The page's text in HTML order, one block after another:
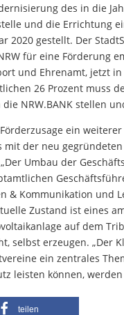
des in die
und die Errichtung
2020 gestellt. Der
für eine Förderung
und Ehrenamt, jetzt
26 Prozent muss
NRW.BANK stellen
ein
mit der neu
Umbau der
& Kommunikation und
Zustand ist eines
auf dem
selbst erzeugen. „Der
ein zentrales
leisten können,
teilen